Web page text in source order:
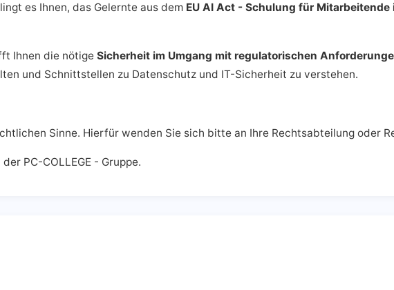
es Ihnen, das Gelernte aus dem EU AI Act - Schulung für Mitarbeitende
Ihnen die nötige Sicherheit im Umgang mit regulatorischen
und Schnittstellen zu Datenschutz und IT-Sicherheit zu verstehen.
Sinne. Hierfür wenden Sie sich bitte an Ihre Rechtsabteilung oder
PC-COLLEGE - Gruppe.